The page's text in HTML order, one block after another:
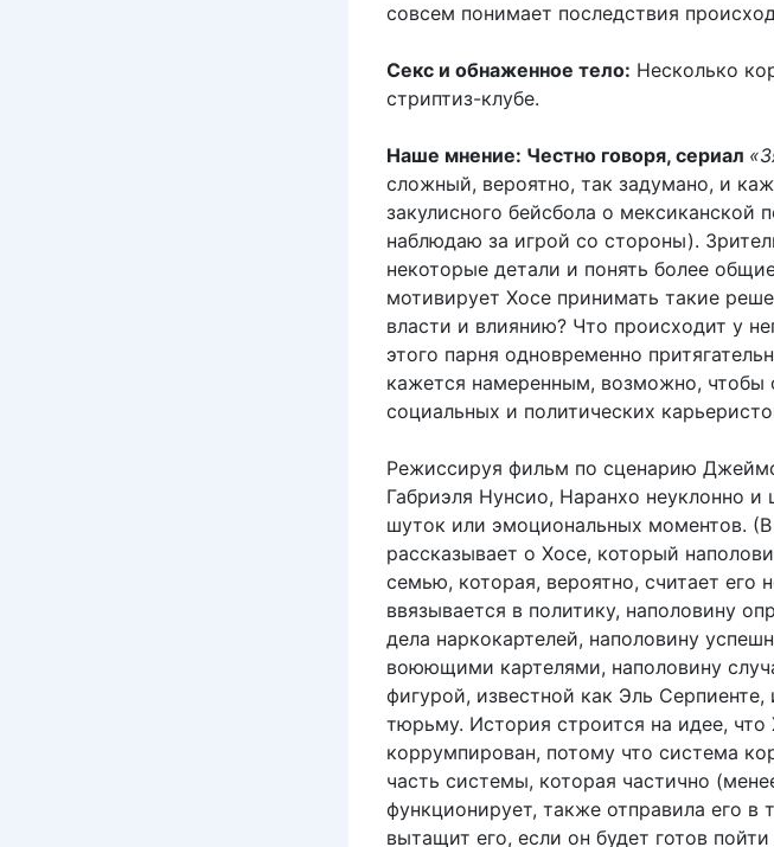
совсем понимает последствия
Секс и обнаженное тело: Несколько
стриптиз-клубе.
Наше мнение: Честно говоря, сериал
сложный, вероятно, так задумано, и
закулисного бейсбола о мексиканской
наблюдаю за игрой со стороны).
некоторые детали и понять более
мотивирует Хосе принимать такие
власти и влиянию? Что происходит у
этого парня одновременно
кажется намеренным, возможно, чтобы
социальных и политических
Режиссируя фильм по сценарию
Габриэля Нунсио, Наранхо неуклонно и
шуток или эмоциональных моментов.
рассказывает о Хосе, который
семью, которая, вероятно, считает его
ввязывается в политику, наполовину
дела наркокартелей, наполовину
воюющими картелями, наполовину
фигурой, известной как Эль
тюрьму. История строится на идее, что
коррумпирован, потому что система
часть системы, которая частично
функционирует, также отправила его
вытащит его, если он будет готов